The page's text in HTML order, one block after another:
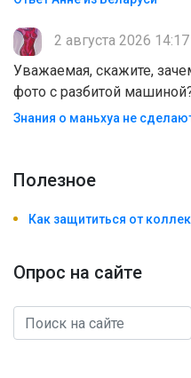
2 августа 2026 14:17
Уважаемая, скажите,
фото с разбитой
Знания о маньхуа не
Полезноe
Как защититься от
Опрос на сайте